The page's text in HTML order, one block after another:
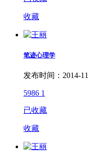
收藏
笔迹心理学
发布时间：2014-
5986 1
已收藏
收藏